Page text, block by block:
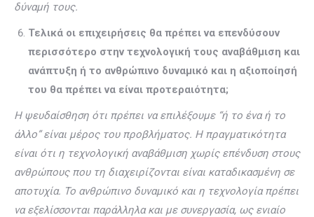
δύναμή τους.
Τελικά οι επιχειρήσεις θα πρέπει να επενδύσουν
περισσότερο στην τεχνολογική τους αναβάθμιση και
ανάπτυξη ή το ανθρώπινο δυναμικό και η αξιοποίησή
του θα πρέπει να είναι προτεραιότητα;
Η ψευδαίσθηση ότι πρέπει να επιλέξουμε “ή το ένα ή το
άλλο” είναι μέρος του προβλήματος. Η πραγματικότητα
είναι ότι η τεχνολογική αναβάθμιση χωρίς επένδυση στους
ανθρώπους που τη διαχειρίζονται είναι καταδικασμένη σε
αποτυχία. Το ανθρώπινο δυναμικό και η τεχνολογία πρέπει
να εξελίσσονται παράλληλα και με συνεργασία, ως ενιαίο